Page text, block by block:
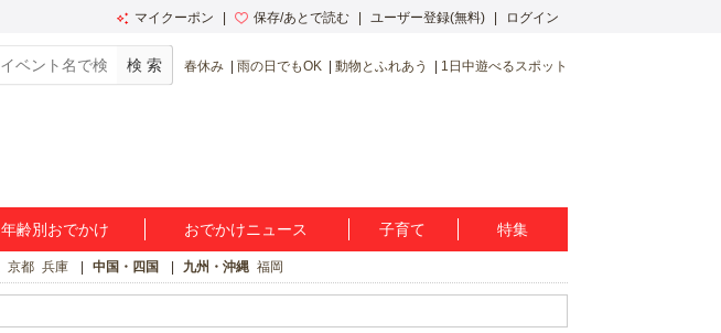
マイクーポン 保存/あとで読む ユーザー登録(無料) ログイン
春休み 雨の日でもOK 動物とふれあう 1日中遊べるスポット
年齢別おでかけ おでかけニュース 子育て 特集
京都 兵庫 中国・四国 九州・沖縄 福岡